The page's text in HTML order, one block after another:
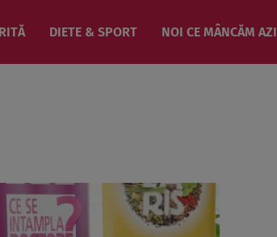
DIETE & SPORT NOI CE MÂNCĂM AZI